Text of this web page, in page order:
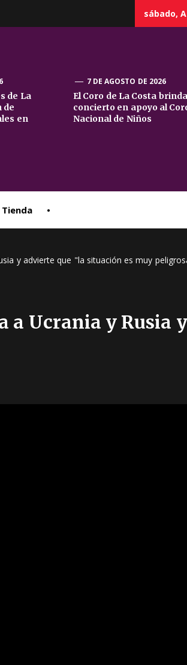
sábado,
de La
de
en
7 DE AGOSTO DE 2026
El Coro de La Costa
concierto en apoyo al
Nacional de Niños
Tienda •
y advierte que "la situación es muy
Ucrania y Rusia